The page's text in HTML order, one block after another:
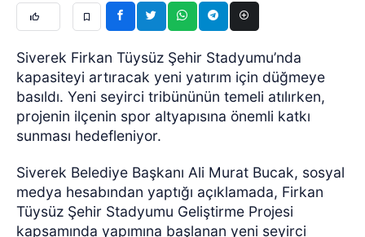
Siverek Firkan Tüysüz Şehir Stadyumu’nda
kapasiteyi artıracak yeni yatırım için düğmeye
basıldı. Yeni seyirci tribününün temeli atılırken,
projenin ilçenin spor altyapısına önemli katkı
sunması hedefleniyor.
Siverek Belediye Başkanı Ali Murat Bucak, sosyal
medya hesabından yaptığı açıklamada, Firkan
Tüysüz Şehir Stadyumu Geliştirme Projesi
kapsamında yapımına başlanan yeni seyirci